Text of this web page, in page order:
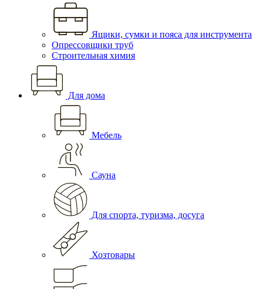
Ящики, сумки и пояса для инструмента
Опрессовщики труб
Строительная химия
Для дома
Мебель
Сауна
Для спорта, туризма, досуга
Хозтовары